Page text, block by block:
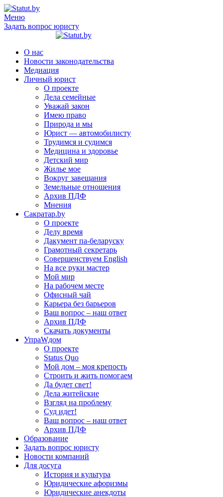
Меню
Задать вопрос юристу
О нас
Новости законодательства
Медиация
Личный юрист
О проекте
Дела семейные
Уважай закон
Имею право
Природа и мы
Юрист — автомобилисту
Трудимся и судимся
Медицина и здоровье
Детский мир
Жилье мое
Вокруг завещания
Земельные отношения
Архив ПДФ
Мнения
Сакратар.by
О проекте
Делу время
Дакумент па-беларуску
Грамотный секретарь
Совершенствуем English
На все руки мастер
Мой мир
На рабочем месте
Офисный чай
Карьера без барьеров
Ваш вопрос – наш ответ
Архив ПДФ
Скачать документы
УпраWдом
О проекте
Status Quo
Мой дом – моя крепость
Строить и жить помогаем
Да будет свет!
Дела житейские
Взгляд на проблему
Суд идет!
Ваш вопрос – наш ответ
Архив ПДФ
Образование
Задать вопрос юристу
Новости компаний
Для досуга
История и культура
Юридические афоризмы
Юридические анекдоты